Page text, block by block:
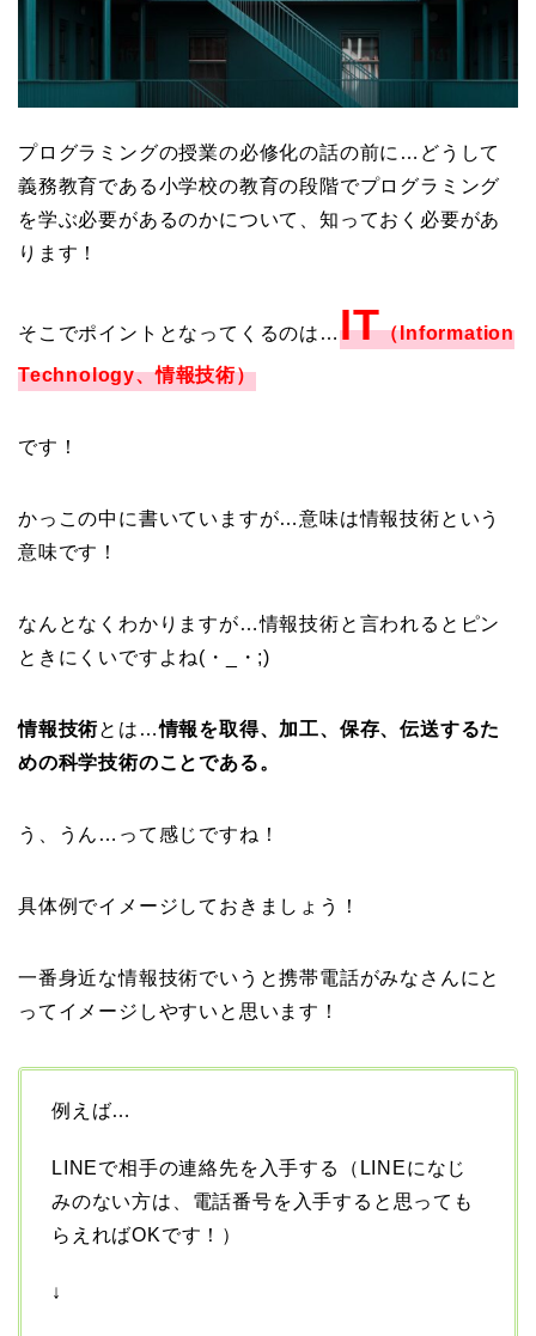
プログラミングの授業の必修化の話の前に…どうして
義務教育である小学校の教育の段階でプログラミング
を学ぶ必要があるのかについて、知っておく必要があ
ります！
そこでポイントとなってくるのは…IT（Information
Technology、情報技術）
です！
かっこの中に書いていますが…意味は情報技術という
意味です！
なんとなくわかりますが…情報技術と言われるとピン
ときにくいですよね(・_・;)
情報技術とは…情報を取得、加工、保存、伝送するた
めの科学技術のことである。
う、うん…って感じですね！
具体例でイメージしておきましょう！
一番身近な情報技術でいうと携帯電話がみなさんにと
ってイメージしやすいと思います！
例えば…
LINEで相手の連絡先を入手する（LINEになじ
みのない方は、電話番号を入手すると思っても
らえればOKです！）
↓